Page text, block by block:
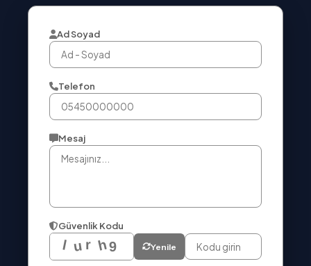
Ad Soyad
Telefon
Mesaj
Güvenlik Kodu
Yenile